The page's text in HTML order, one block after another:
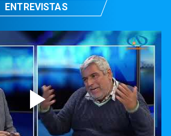
ENTREVISTAS